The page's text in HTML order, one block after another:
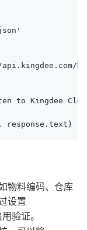
to Kingdee
response.text)
物料编码、仓库
设置
验证。